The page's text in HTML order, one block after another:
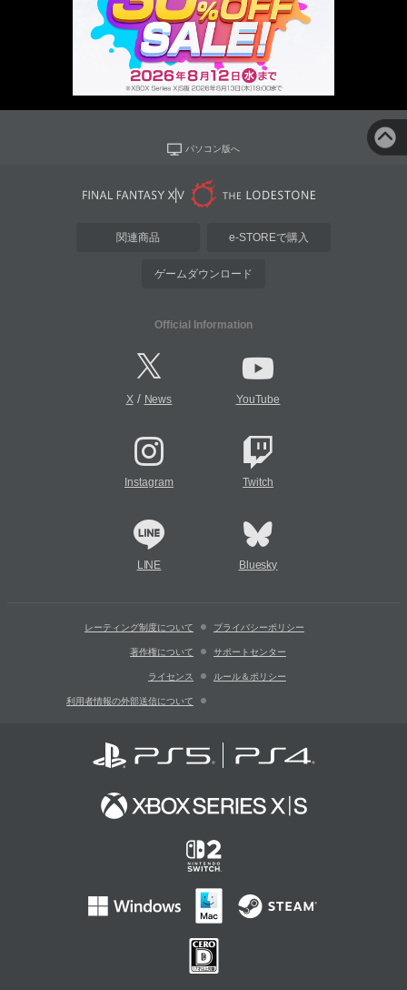
パソコン版へ
関連商品 e-STOREで購入
ゲームダウンロード
Official Information
X/ News YouTube
Instagram Twitch
LINE Bluesky
レーティング制度について プライバシーポリシー
著作権について サポートセンター
ライセンス ルール＆ポリシー
利用者情報の外部送信について